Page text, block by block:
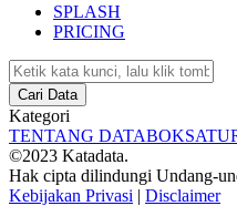
SPLASH
PRICING
Cari Data
Kategori
TENTANG DATABOKS
©2023 Katadata.
Hak cipta dilindungi Undang-
Kebijakan Privasi | Disclaimer